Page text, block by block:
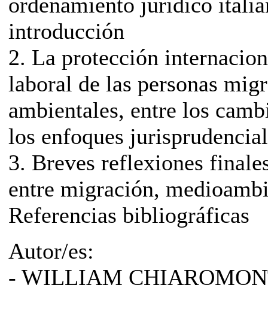
introducción
2. La protección
laboral de las personas
ambientales, entre los
los enfoques
3. Breves reflexiones
entre migración,
Referencias bibliográficas
Autor/es:
- WILLIAM